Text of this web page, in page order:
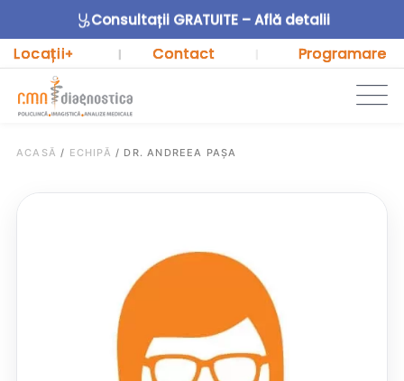
Consultații GRATUITE – Află detalii
Locații+ | Contact Programare
ACASĂ / ECHIPĂ / DR. ANDREEA PAȘA